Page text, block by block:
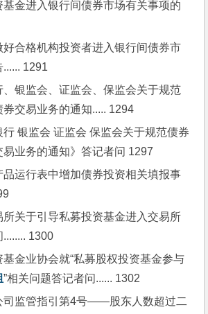
基金进入银行间债券市场有关事项的
好合格机构投资者进入银行间债券市
1291
、银监会、证监会、保监会关于规范
交易业务的通知..... 1294
行 银监会 证监会 保监会关于规范债券
业务的通知》答记者问 1297
品运行表中增加债券投资相关填报事
所关于引导私募投资基金进入交易所
1300
金业协会就“私募股权投资基金参与
”相关问题答记者问...... 1302
司监管指引第4号——股东人数超过二